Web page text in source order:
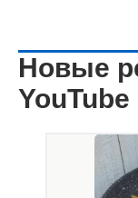
Новые
YouTube